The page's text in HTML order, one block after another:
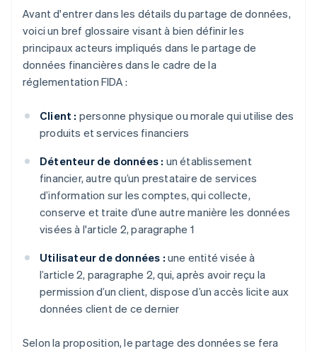
Avant d'entrer dans les détails du partage de données,
voici un bref glossaire visant à bien définir les
principaux acteurs impliqués dans le partage de
données financières dans le cadre de la
réglementation FIDA :
Client : personne physique ou morale qui utilise des
produits et services financiers
Détenteur de données : un établissement
financier, autre qu’un prestataire de services
d’information sur les comptes, qui collecte,
conserve et traite d’une autre manière les données
visées à l'article 2, paragraphe 1
Utilisateur de données : une entité visée à
l’article 2, paragraphe 2, qui, après avoir reçu la
permission d’un client, dispose d’un accès licite aux
données client de ce dernier
Selon la proposition, le partage des données se fera